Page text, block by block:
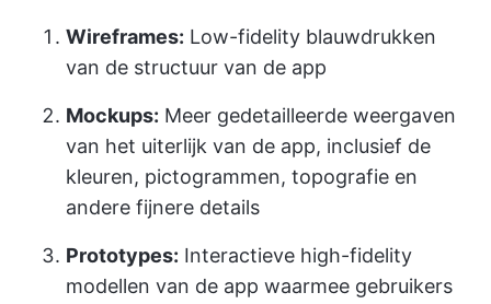
Wireframes: Low-fidelity blauwdrukken
van de structuur van de app
Mockups: Meer gedetailleerde weergaven
van het uiterlijk van de app, inclusief de
kleuren, pictogrammen, topografie en
andere fijnere details
Prototypes: Interactieve high-fidelity
modellen van de app waarmee gebruikers